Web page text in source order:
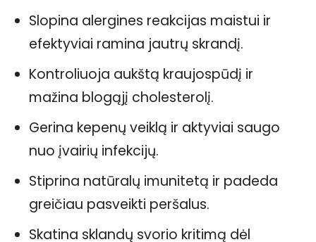
Slopina alergines reakcijas maistui ir
efektyviai ramina jautrų skrandį.
Kontroliuoja aukštą kraujospūdį ir
mažina blogąjį cholesterolį.
Gerina kepenų veiklą ir aktyviai saugo
nuo įvairių infekcijų.
Stiprina natūralų imunitetą ir padeda
greičiau pasveikti peršalus.
Skatina sklandų svorio kritimą dėl